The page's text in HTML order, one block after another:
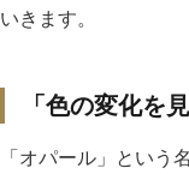
いきます。
「色の変化を
「オパール」とい